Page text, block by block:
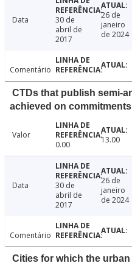
Data
30 de
abril de
2017
26 de
janeiro
de 2024
Comentário
CTDs that publish semi-
achieved on
Valor
0.00
13.00
Data
30 de
abril de
2017
26 de
janeiro
de 2024
Comentário
Cities for which the